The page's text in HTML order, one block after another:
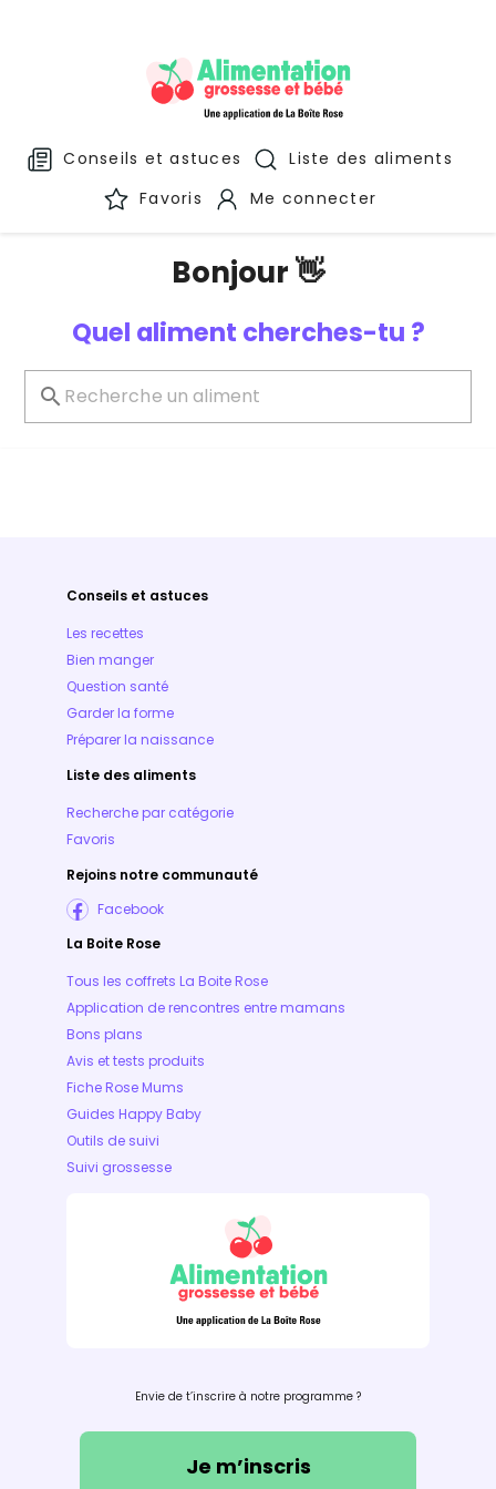
Conseils et astuces
Liste des aliments
Favoris
Me connecter
Bonjour 👋
Quel aliment cherches-tu ?
Conseils et astuces
Les recettes
Bien manger
Question santé
Garder la forme
Préparer la naissance
Liste des aliments
Recherche par catégorie
Favoris
Rejoins notre communauté
Facebook
La Boite Rose
Tous les coffrets La Boite Rose
Application de rencontres entre mamans
Bons plans
Avis et tests produits
Fiche Rose Mums
Guides Happy Baby
Outils de suivi
Suivi grossesse
Envie de t’inscrire à notre programme ?
Je m’inscris